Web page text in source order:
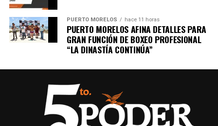
PUERTO MORELOS hace 11 horas
PUERTO MORELOS AFINA DETALLES PARA
GRAN FUNCIÓN DE BOXEO PROFESIONAL
“LA DINASTÍA CONTINÚA”